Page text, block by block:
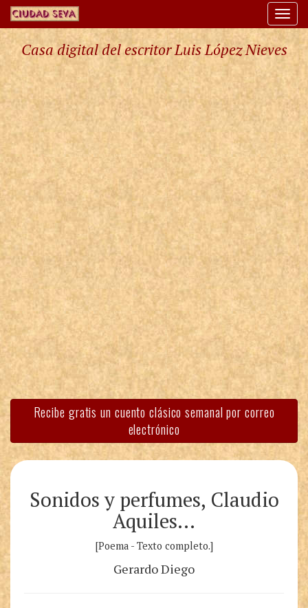
Casa digital del escritor Luis López Nieves
Recibe gratis un cuento clásico semanal por correo
electrónico
Sonidos y perfumes, Claudio
Aquiles…
[Poema - Texto completo.]
Gerardo Diego